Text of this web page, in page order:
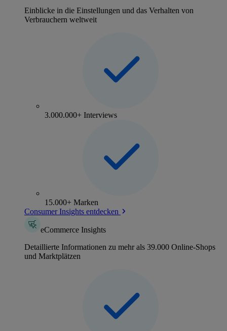
Einblicke in die Einstellungen und das Verhalten von
Verbrauchern weltweit
3.000.000+ Interviews
15.000+ Marken
Consumer Insights entdecken
eCommerce Insights
Detaillierte Informationen zu mehr als 39.000 Online-Shops
und Marktplätzen